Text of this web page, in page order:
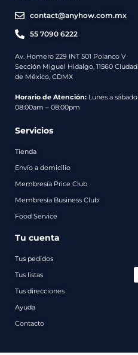
contact@anyhow.com.mx
55 7090 6222
Av. Homero 229 INT 501 Polanco V
Sección Miguel Hidalgo, 11560 Ciudad
de México, CDMX
Horario de Atención: Lunes a sábado
08:00am – 08:00pm
Servicios
Tienda
Envío a domicilio
Membresía Price Club
Membresía Business Club
Food Service
Tu cuenta
Tus pedidos
Tus listas
Tus direcciones
Ayuda
Contacto
Envíos
Métodos
de
Contacto